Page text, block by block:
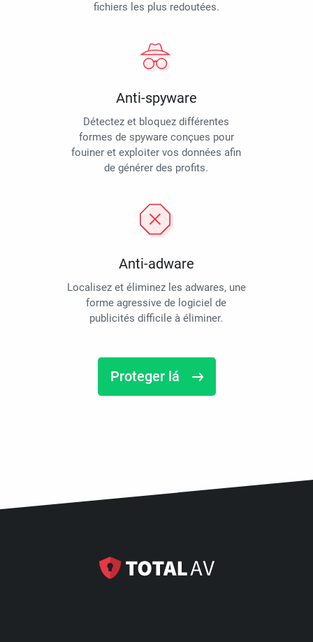
fichiers les plus redoutées.
Anti-spyware
Détectez et bloquez différentes
formes de spyware conçues pour
fouiner et exploiter vos données afin
de générer des profits.
Anti-adware
Localisez et éliminez les adwares, une
forme agressive de logiciel de
publicités difficile à éliminer.
Proteger lá